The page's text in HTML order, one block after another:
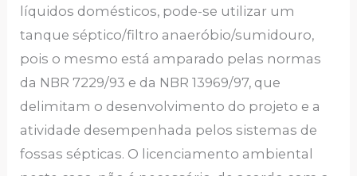
líquidos domésticos, pode-se utilizar um
tanque séptico/filtro anaeróbio/sumidouro,
pois o mesmo está amparado pelas normas
da NBR 7229/93 e da NBR 13969/97, que
delimitam o desenvolvimento do projeto e a
atividade desempenhada pelos sistemas de
fossas sépticas. O licenciamento ambiental